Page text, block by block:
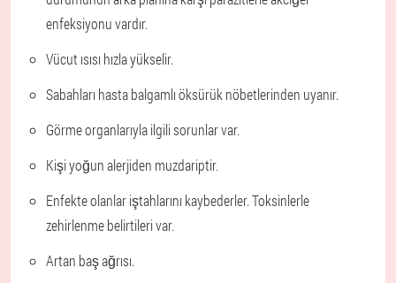
enfeksiyonu vardır.
Vücut ısısı hızla yükselir.
Sabahları hasta balgamlı öksürük nöbetlerinden uyanır.
Görme organlarıyla ilgili sorunlar var.
Kişi yoğun alerjiden muzdariptir.
Enfekte olanlar iştahlarını kaybederler. Toksinlerle
zehirlenme belirtileri var.
Artan baş ağrısı.